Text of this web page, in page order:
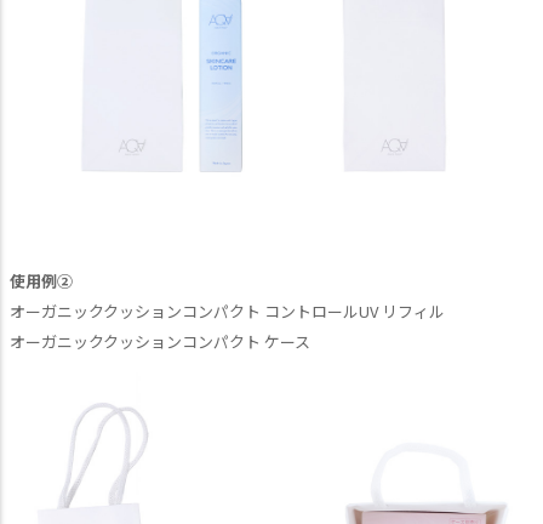
使用例②
オーガニッククッションコンパクト コントロールUV リフィル
オーガニッククッションコンパクト ケース